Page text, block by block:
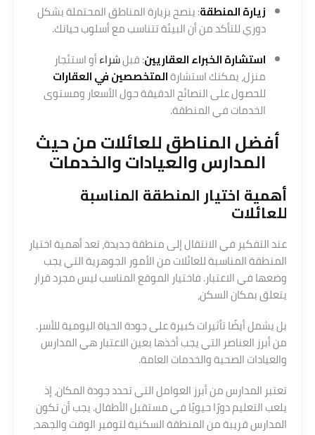
زيارة المنطقة: ينصح بزيارة المناطق المحتملة بشكل
دوري للتأكد من أن البيئة تتناسب مع أسلوب حياتك.
استشارة الخبراء العقاريين: قبلشراءأو استئجار
منزل، يمكنك استشارةالمتخصصين في العقارات
للحصول على النصائح الدقيقة حول الأسعار ومستوى
الخدمات في المنطقة.
أفضل المناطق للعائلات من حيث
المدارسوالعيادات والخدمات
أهمية اختيار المنطقة المناسبة
للعائلات
عند التفكير في الانتقال إلى منطقة جديدة، تعد أهمية اختيار
المنطقة المناسبة للعائلات من الأمور الجوهرية التي يجب
وضعها في الاعتبار. فاختيار الموقع المناسب ليس مجرد قرار
يتعلق بمكان السكن،
بل يشمل أيضًا تأثيرات كبيرة على جودة الحياة اليومية للأسر.
من أبرز العناصر التي يجب أخذها بعين الاعتبار هي المدارس
والعيادات الصحية والخدمات العامة.
تعتبر المدارس من أبرز العوامل التي تحدد جودة المكان، إذ
يلعب التعليم دورًا حيويًا في مستقبل الأطفال. يجب أن تكون
المدارس قريبة من المنطقة السكنية لتوفير الوقت والجهد،